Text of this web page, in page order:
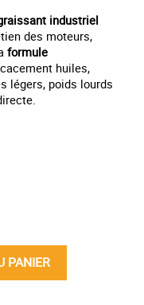
industriel
des moteurs,
formule
huiles,
légers, poids lourds
PANIER